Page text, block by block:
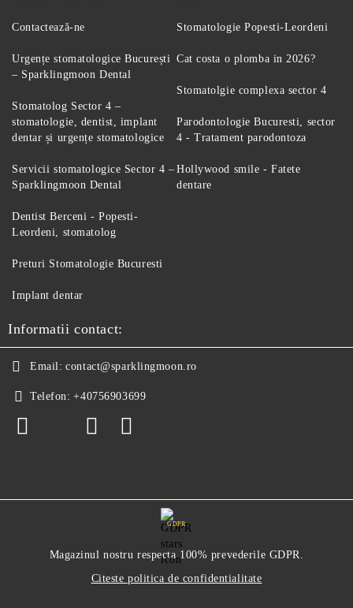
Contactează-ne Stomatologie Popesti-Leordeni
Urgențe stomatologice București
– Sparklingmoon Dental
Stomatolog Sector 4 –
stomatologie, dentist, implant
dentar și urgențe stomatologice
Servicii stomatologice Sector 4 –
Sparklingmoon Dental
Dentist Berceni - Popesti-
Leordeni, stomatolog
Cat costa o plomba in 2026?
Stomatolgie complexa sector 4
Parodontologie Bucuresti, sector
4 - Tratament parodontoza
Hollywood smile - Fatete
dentare
Preturi Stomatologie Bucuresti
Implant dentar
Informatii contact:
Email: contact@sparklingmoon.ro
Telefon: +40756903699
GDPR
Magazinul nostru respecta 100% prevederile GDPR.
Citeste politica de confidentialitate